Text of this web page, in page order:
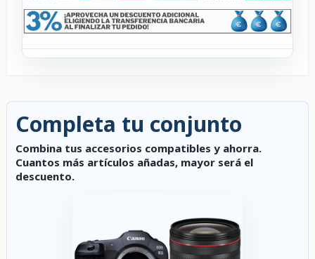
Completa tu conjunto
Combina tus accesorios compatibles y ahorra.
Cuantos más artículos añadas, mayor será el
descuento.